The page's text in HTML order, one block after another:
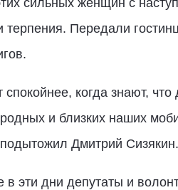
сильных женщин с
терпения. Передали
когда знают,
и близких наших
Дмитрий Сизякин.
в эти дни депутаты и